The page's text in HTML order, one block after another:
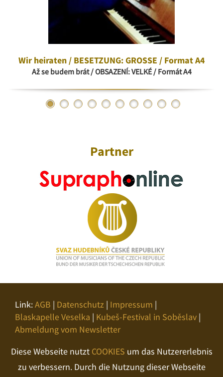
Wir heiraten / BESETZUNG: GROSSE / Format A4
Až se budem brát / OBSAZENÍ: VELKÉ / Formát A4
Partner
Link:AGB | Datenschutz | Impressum |
Blaskapelle Veselka | Kubeš-Festival in Soběslav |
Abmeldung vom Newsletter
Diese Webseite nutzt COOKIES um das Nutzererlebnis
zu verbessern. Durch die Nutzung dieser Webseite